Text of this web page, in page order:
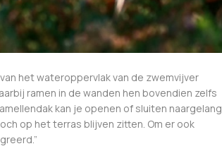
het wateroppervlak van de zwemvijver
ramen in de wanden hen bovendien zelfs
kan je openen of sluiten naargelang
op het terras blijven zitten. Om er ook